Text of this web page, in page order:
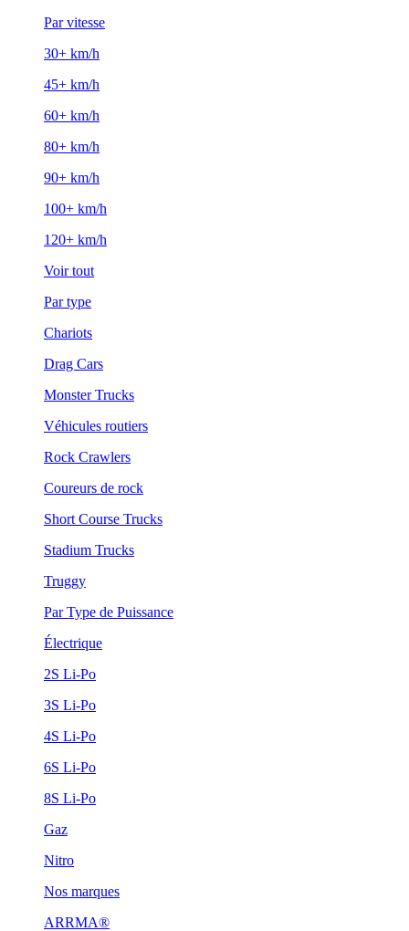
Par vitesse
30+ km/h
45+ km/h
60+ km/h
80+ km/h
90+ km/h
100+ km/h
120+ km/h
Voir tout
Par type
Chariots
Drag Cars
Monster Trucks
Véhicules routiers
Rock Crawlers
Coureurs de rock
Short Course Trucks
Stadium Trucks
Truggy
Par Type de Puissance
Électrique
2S Li-Po
3S Li-Po
4S Li-Po
6S Li-Po
8S Li-Po
Gaz
Nitro
Nos marques
ARRMA®